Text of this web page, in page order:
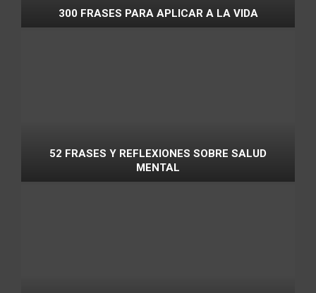
300 FRASES PARA APLICAR A LA VIDA
52 FRASES Y REFLEXIONES SOBRE SALUD
MENTAL